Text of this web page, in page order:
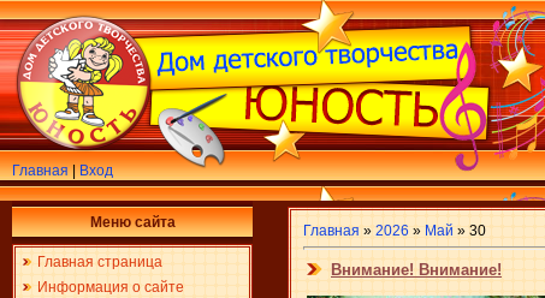
Главная|Вход
Меню сайта
Главная страница
Информация о сайте
Главная » 2026 » Май » 30
Внимание! Внимание!